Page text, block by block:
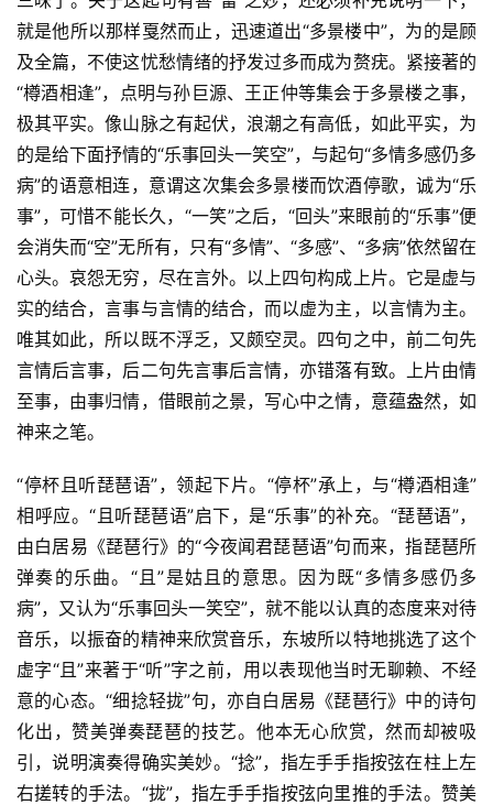
就是他所以那样戛然而止，迅速道出“多景楼中”，为的是顾
及全篇，不使这忧愁情绪的抒发过多而成为赘疣。紧接著的
“樽酒相逢”，点明与孙巨源、王正仲等集会于多景楼之事，
极其平实。像山脉之有起伏，浪潮之有高低，如此平实，为
的是给下面抒情的“乐事回头一笑空”，与起句“多情多感仍多
病”的语意相连，意谓这次集会多景楼而饮酒停歌，诚为“乐
事”，可惜不能长久，“一笑”之后，“回头”来眼前的“乐事”便
会消失而“空”无所有，只有“多情”、“多感”、“多病”依然留在
心头。哀怨无穷，尽在言外。以上四句构成上片。它是虚与
实的结合，言事与言情的结合，而以虚为主，以言情为主。
唯其如此，所以既不浮乏，又颇空灵。四句之中，前二句先
言情后言事，后二句先言事后言情，亦错落有致。上片由情
至事，由事归情，借眼前之景，写心中之情，意蕴盎然，如
神来之笔。
“停杯且听琵琶语”，领起下片。“停杯”承上，与“樽酒相逢”
相呼应。“且听琵琶语”启下，是“乐事”的补充。“琵琶语”，
由白居易《琵琶行》的“今夜闻君琵琶语”句而来，指琵琶所
弹奏的乐曲。“且”是姑且的意思。因为既“多情多感仍多
病”，又认为“乐事回头一笑空”，就不能以认真的态度来对待
音乐，以振奋的精神来欣赏音乐，东坡所以特地挑选了这个
虚字“且”来著于“听”字之前，用以表现他当时无聊赖、不经
意的心态。“细捻轻拢”句，亦自白居易《琵琶行》中的诗句
化出，赞美弹奏琵琶的技艺。他本无心欣赏，然而却被吸
引，说明演奏得确实美妙。“捻”，指左手手指按弦在柱上左
右搓转的手法。“拢”，指左手手指按弦向里推的手法。赞美